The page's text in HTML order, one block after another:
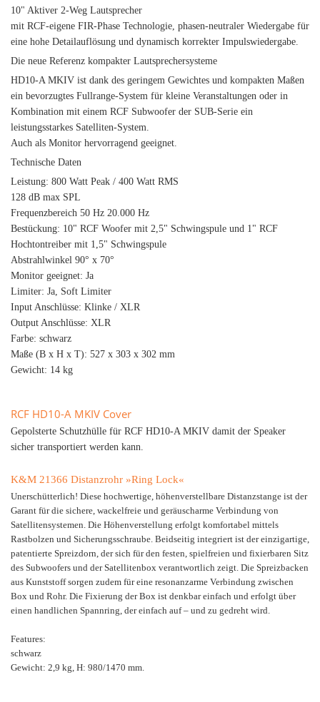
10" Aktiver 2-Weg Lautsprecher
mit RCF-eigene FIR-Phase Technologie, phasen-neutraler Wiedergabe für
eine hohe Detailauflösung und dynamisch korrekter Impulswiedergabe.
Die neue Referenz kompakter Lautsprechersysteme
HD10-A MKIV ist dank des geringem Gewichtes und kompakten Maßen
ein bevorzugtes Fullrange-System für kleine Veranstaltungen oder in
Kombination mit einem RCF Subwoofer der SUB-Serie ein
leistungsstarkes Satelliten-System.
Auch als Monitor hervorragend geeignet.
Technische Daten
Leistung: 800 Watt Peak / 400 Watt RMS
128 dB max SPL
Frequenzbereich 50 Hz 20.000 Hz
Bestückung: 10" RCF Woofer mit 2,5" Schwingspule und 1" RCF
Hochtontreiber mit 1,5" Schwingspule
Abstrahlwinkel 90° x 70°
Monitor geeignet: Ja
Limiter: Ja, Soft Limiter
Input Anschlüsse: Klinke / XLR
Output Anschlüsse: XLR
Farbe: schwarz
Maße (B x H x T): 527 x 303 x 302 mm
Gewicht: 14 kg
RCF HD10-A MKIV Cover
Gepolsterte Schutzhülle für RCF HD10-A MKIV damit der Speaker
sicher transportiert werden kann.
K&M 21366 Distanzrohr »Ring Lock«
Unerschütterlich! Diese hochwertige, höhenverstellbare Distanzstange ist der
Garant für die sichere, wackelfreie und geräuscharme Verbindung von
Satellitensystemen. Die Höhenverstellung erfolgt komfortabel mittels
Rastbolzen und Sicherungsschraube. Beidseitig integriert ist der einzigartige,
patentierte Spreizdorn, der sich für den festen, spielfreien und fixierbaren Sitz
des Subwoofers und der Satellitenbox verantwortlich zeigt. Die Spreizbacken
aus Kunststoff sorgen zudem für eine resonanzarme Verbindung zwischen
Box und Rohr. Die Fixierung der Box ist denkbar einfach und erfolgt über
einen handlichen Spannring, der einfach auf – und zu gedreht wird.
Features:
schwarz
Gewicht: 2,9 kg, H: 980/1470 mm.